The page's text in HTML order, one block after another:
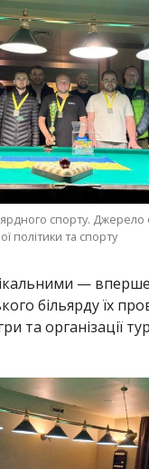
спорту. Джерело
політики та спорту
— вперше
більярду їх
та організації